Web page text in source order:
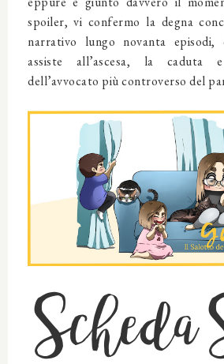
spoiler, vi confermo la degna
narrativo lungo novanta
assiste all’ascesa, la caduta
dell’avvocato più controverso del
Scheda